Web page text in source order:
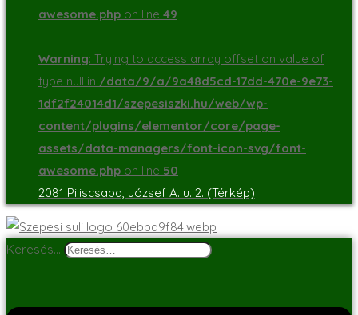
awesome.php on line 49
Warning: Trying to access array offset on value of
type null in /data/9/a/9a48d5cd-17dd-470e-9e73-
1df2f24014d1/szepesiszki.hu/web/wp-
content/plugins/elementor/core/page-
assets/data-managers/font-icon-svg/font-
awesome.php on line 50
2081 Piliscsaba, József A. u. 2. (Térkép)
Keresés…